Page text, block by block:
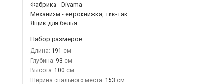
Фабрика - Divama
Механизм - еврокнижка, тик-так
Ящик для белья
Набор размеров
Длина: 191
Глубина: 93
Высота: 100
Ширина спального места: 153